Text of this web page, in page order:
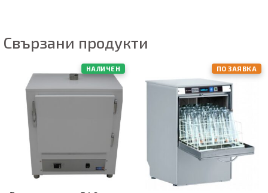
Свързани продукти
НАЛИЧЕН ПО ЗАЯВКА